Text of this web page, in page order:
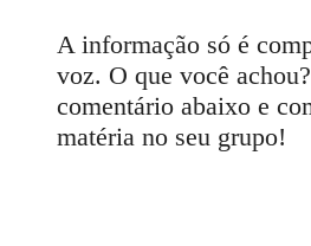
A informação só é
voz. O que você
comentário abaixo e
matéria no seu grupo!